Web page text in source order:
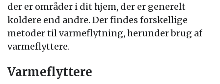
der er områder i dit hjem, der er generelt
koldere end andre. Der findes forskellige
metoder til varmeflytning, herunder brug af
varmeflyttere.
Varmeflyttere